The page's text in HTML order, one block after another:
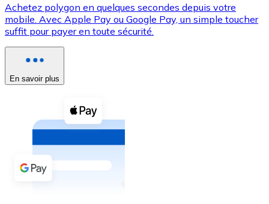
XRP
XRP
Voir toutes
Coupons crypto
Achetez des cryptomonnaies en espèces et d'autres
Acheter avec espèces
Virement SEPA
Achetez polygon en quelques secondes depuis votre
mobile. Avec Apple Pay ou Google Pay, un simple toucher
suffit pour payer en toute sécurité.
En savoir plus